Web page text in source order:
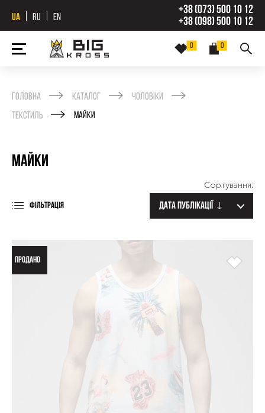
UA RU EN
+38 (073) 500 10 12
+38 (098) 500 10 12
0
0
Головна Каталог
Чоловіки
Текстиль
Майки
Майки
ФІЛЬТРАЦІЯ
Сортування:
Дата публікації
ПРОДАНО